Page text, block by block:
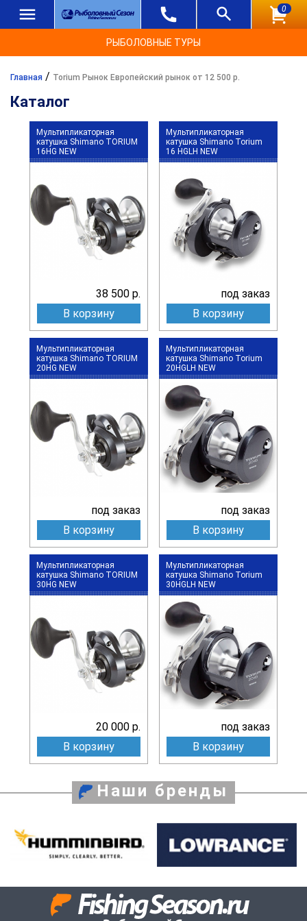
0
РЫБОЛОВНЫЕ ТУРЫ
Главная / Torium Рынок Европейский рынок от 12 500 р.
Каталог
Мультипликаторная
катушка Shimano TORIUM
16HG NEW
38 500 р.
В корзину
Мультипликаторная
катушка Shimano Torium
16 HGLH NEW
под заказ
В корзину
Мультипликаторная
катушка Shimano TORIUM
20HG NEW
под заказ
В корзину
Мультипликаторная
катушка Shimano Torium
20HGLH NEW
под заказ
В корзину
Мультипликаторная
катушка Shimano TORIUM
30HG NEW
20 000 р.
В корзину
Мультипликаторная
катушка Shimano Torium
30HGLH NEW
под заказ
В корзину
Наши бренды